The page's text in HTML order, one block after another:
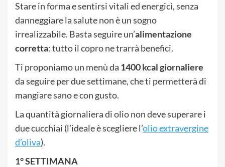
Stare in forma e sentirsi vitali ed energici, senza
danneggiare la salute non è un sogno
irrealizzabile. Basta seguire un’alimentazione
corretta: tutto il copro ne trarrà benefici.
Ti proponiamo un menù da 1400 kcal giornaliere
da seguire per due settimane, che ti permetterà di
mangiare sano e con gusto.
La quantità giornaliera di olio non deve superare i
due cucchiai (l’ideale è scegliere l’olio extravergine
d’oliva).
1° SETTIMANA